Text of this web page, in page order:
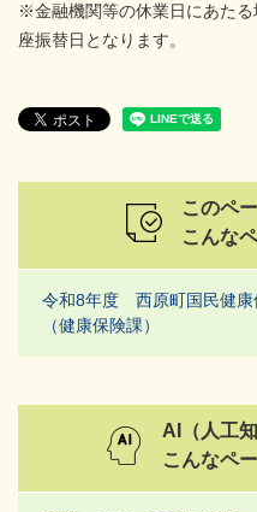
※金融機関等の休業日にあた
座振替日となります。
このペ
こんな
令和8年度 西原町国民健康
（健康保険課）
AI（人工
こんなペ